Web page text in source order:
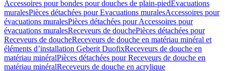
Accessoires pour bondes pour douches de plain-piedEvacuations
muralesPièces détachées pour Evacuations muralesAccessoires pour
évacuations muralesPièces détachées pour Accessoires pour
évacuations muralesReceveurs de douchePièces détachées pour
Receveurs de doucheReceveurs de douche en matériau minéral et
éléments d’installation Geberit DuofixReceveurs de douche en
matériau minéralPièces détachées pour Receveurs de douche en
matériau minéralReceveurs de douche en acrylique